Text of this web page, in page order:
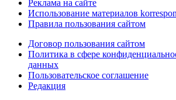
Реклама на сайте
Использование материалов
Правила пользования сайтом
Договор пользования сайтом
Политика в сфере
данных
Пользовательское соглашение
Редакция